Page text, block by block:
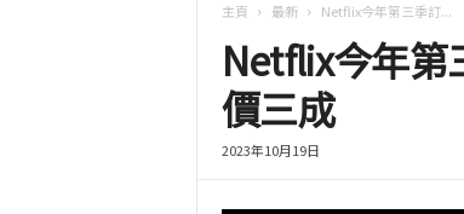
主頁 最新 Netflix今年第三季訂...
Netflix今年第
價三成
2023年10月19日